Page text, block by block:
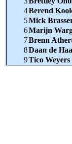
4Berend
5Mick
6Marijn
7Brenn
8Daan de
9Tico Weyers